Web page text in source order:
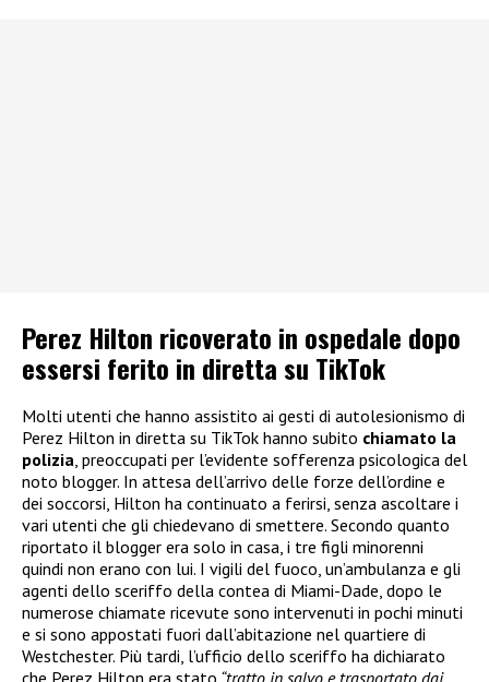
Perez Hilton ricoverato in ospedale dopo
essersi ferito in diretta su TikTok
Molti utenti che hanno assistito ai gesti di autolesionismo di
Perez Hilton in diretta su TikTok hanno subito chiamato la
polizia , preoccupati per l’evidente sofferenza psicologica del
noto blogger. In attesa dell’arrivo delle forze dell’ordine e
dei soccorsi, Hilton ha continuato a ferirsi, senza ascoltare i
vari utenti che gli chiedevano di smettere. Secondo quanto
riportato il blogger era solo in casa, i tre figli minorenni
quindi non erano con lui. I vigili del fuoco, un’ambulanza e gli
agenti dello sceriffo della contea di Miami-Dade, dopo le
numerose chiamate ricevute sono intervenuti in pochi minuti
e si sono appostati fuori dall’abitazione nel quartiere di
Westchester. Più tardi, l’ufficio dello sceriffo ha dichiarato
che Perez Hilton era stato “tratto in salvo e trasportato dai